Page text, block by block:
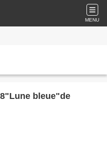
MENU
bleue"de